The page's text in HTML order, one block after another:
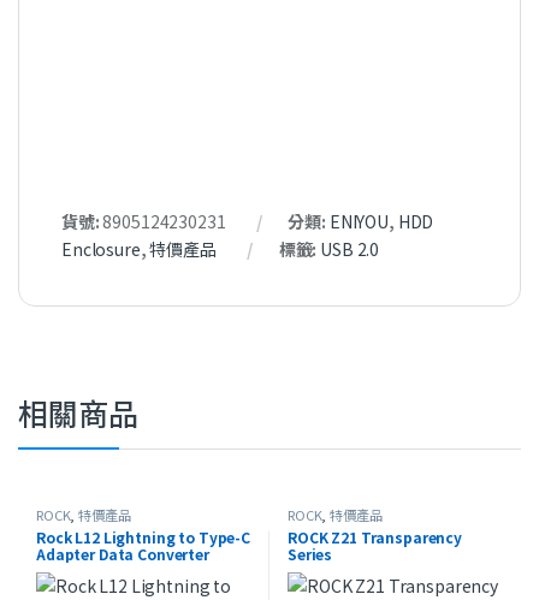
貨號:8905124230231 分類: ENIYOU, HDD
Enclosure,特價產品 標籤: USB 2.0
相關商品
ROCK,特價產品
Rock L12 Lightning to Type-C
Adapter Data Converter
Connector
ROCK,特價產品
ROCK Z21 Transparency
Series
Fast Charge Data Cable
Type-C to Type-C